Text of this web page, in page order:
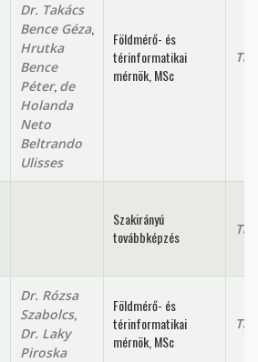
Dr. Takács
Bence Géza,
Hrutka
Bence
Péter, de
Holanda
Neto
Beltrando
Ulisses
Földmérő- és
térinformatikai
mérnök, MSc
Szakirányú
továbbképzés
Dr. Rózsa
Szabolcs,
Dr. Laky
Piroska
Földmérő- és
térinformatikai
mérnök, MSc